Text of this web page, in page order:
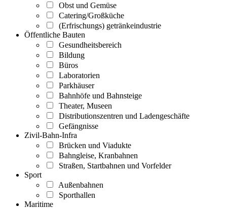
Obst und Gemüse
Catering/Großküche
(Erfrischungs) getränkeindustrie
Öffentliche Bauten
Gesundheitsbereich
Bildung
Büros
Laboratorien
Parkhäuser
Bahnhöfe und Bahnsteige
Theater, Museen
Distributionszentren und Ladengeschäfte
Gefängnisse
Zivil-Bahn-Infra
Brücken und Viadukte
Bahngleise, Kranbahnen
Straßen, Startbahnen und Vorfelder
Sport
Außenbahnen
Sporthallen
Maritime